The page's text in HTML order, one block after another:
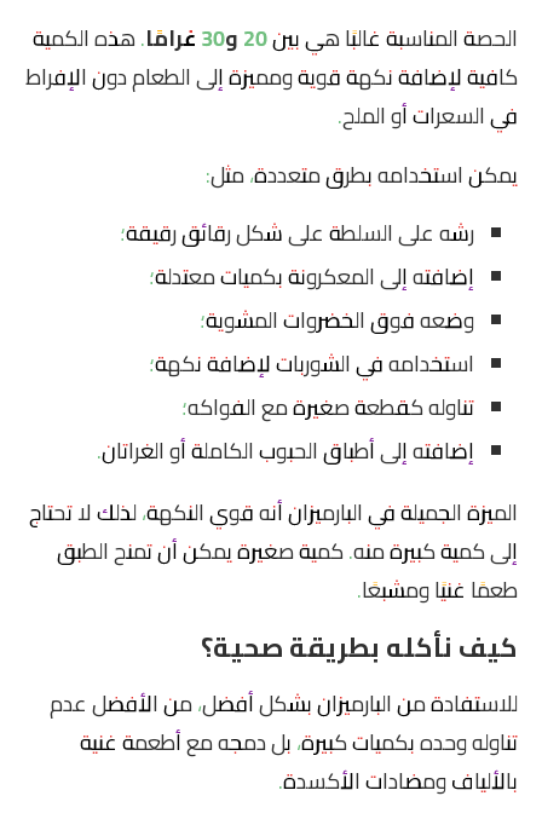
الحصة المناسبة غالبًا هي بين20 و30 غرامًا
. هذه الكمية
كافية لإضافة نكهة قوية ومميزة إلى الطعام دون الإفراط
في السعرات أو الملح.
يمكن استخدامه بطرق متعددة، مثل:
رشه على السلطة على شكل رقائق رقيقة؛
إضافته إلى المعكرونة بكميات معتدلة؛
وضعه فوق الخضروات المشوية؛
استخدامه في الشوربات لإضافة نكهة؛
تناوله كقطعة صغيرة مع الفواكه؛
إضافته إلى أطباق الحبوب الكاملة أو الغراتان.
الميزة الجميلة في البارميزان أنه قوي النكهة، لذلك لا تحتاج
إلى كمية كبيرة منه. كمية صغيرة يمكن أن تمنح الطبق
طعمًا غنيًا ومشبعًا.
كيف نأكله بطريقة صحية؟
للاستفادة من البارميزان بشكل أفضل، من الأفضل عدم
تناوله وحده بكميات كبيرة، بل دمجه مع أطعمة غنية
بالألياف ومضادات الأكسدة.